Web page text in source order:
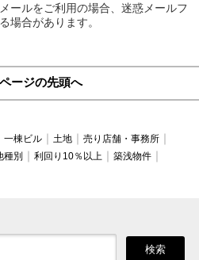
ールをご利用の場合、迷惑メールフ
場合があります。
ージの先頭へ
一棟ビル 土地
売り店舗・事務所
種別 利回り10％以上
築浅物件
検索